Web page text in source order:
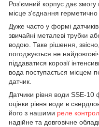
Роз'ємний корпус дає змогу
місце з'єднання герметично
Дуже часто у формі
звичайні металеві трубки
водою. Таке рішення,
погоджується не
піддаватися корозії
вода поступається місцем
датчик.
Датчики рівня води SSE-10
оцінки рівня води в
його з нашими реле
надійне та довговічне